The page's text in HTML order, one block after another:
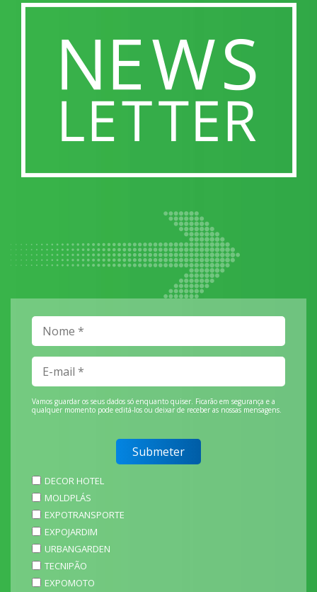
Vamos guardar os seus dados só enquanto quiser. Ficarão em segurança e a
qualquer momento pode editá-los ou deixar de receber as nossas mensagens.
DECOR HOTEL
MOLDPLÁS
EXPOTRANSPORTE
EXPOJARDIM
URBANGARDEN
TECNIPÃO
EXPOMOTO